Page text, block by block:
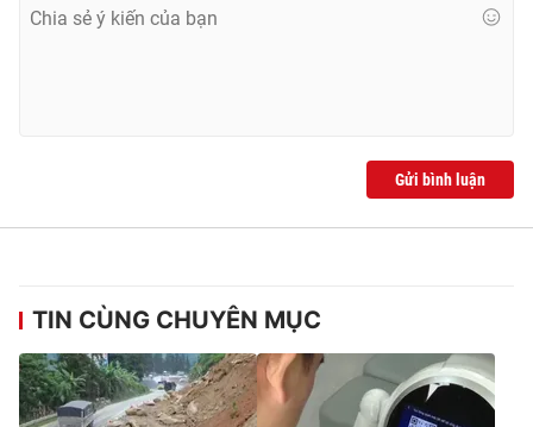
Gửi bình luận
TIN CÙNG CHUYÊN MỤC